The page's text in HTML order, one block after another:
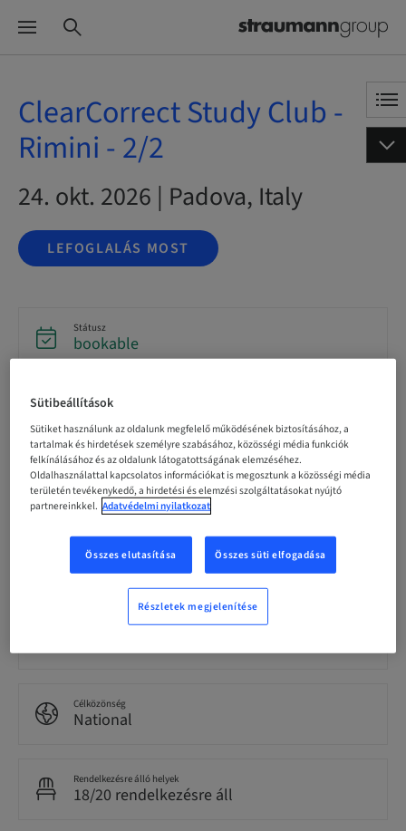
ClearCorrect Study Club -
Rimini - 2/2
24. okt. 2026 | Padova, Italy
LEFOGLALÁS MOST
Státusz
bookable
Regisztráció határideje
24. okt. 2026 (UTC+1)
Nyelv
Italian
Pontok
0.00 Pontok
Kézbesítési mód
Célközönség
National
Rendelkezésre álló helyek
18/20 rendelkezésre áll
Sütibeállítások
Sütiket használunk az oldalunk megfelelő működésének biztosításához, a
tartalmak és hirdetések személyre szabásához, közösségi média funkciók
felkínálásához és az oldalunk látogatottságának elemzéséhez.
Oldalhasználattal kapcsolatos információkat is megosztunk a közösségi média
területén tevékenykedő, a hirdetési és elemzési szolgáltatásokat nyújtó
partnereinkkel. Adatvédelmi nyilatkozat
Összes elutasítása Összes süti elfogadása
Részletek megjelenítése